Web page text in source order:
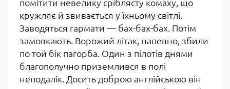
кружляє й звивається у їхньому світлі.
Заводяться гармати — бах-бах-бах. Потім
замовкають. Ворожий літак, напевно, збили
по той бік пагорба. Один з пілотів днями
благополучно приземлився в полі
неподалік. Досить доброю англійською він